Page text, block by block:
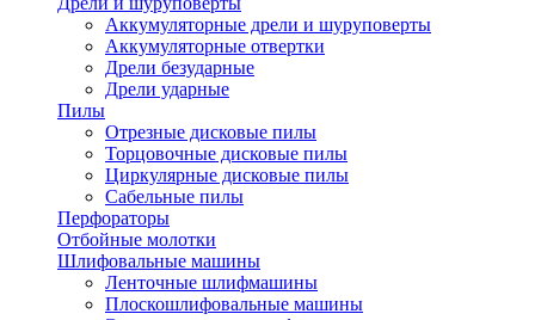
Аккумуляторные дрели и шуруповерты
Аккумуляторные отвертки
Дрели безударные
Дрели ударные
Пилы
Отрезные дисковые пилы
Торцовочные дисковые пилы
Циркулярные дисковые пилы
Сабельные пилы
Перфораторы
Отбойные молотки
Шлифовальные машины
Ленточные шлифмашины
Плоскошлифовальные машины